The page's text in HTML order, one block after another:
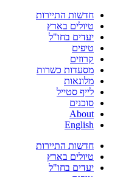
חדשות התיירות
טיולים בארץ
יעדים בחו"ל
טיפים
קרוזים
מסעדות כשרות
מלונאות
לייף סטייל
סוכנים
About
English
חדשות התיירות
טיולים בארץ
יעדים בחו"ל